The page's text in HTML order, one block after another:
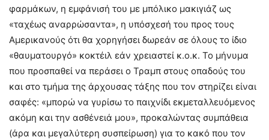
φαρμάκων, η εμφάνισή του με μπόλικο μακιγιάζ ως
«ταχέως αναρρώσαντα», η υπόσχεσή του προς τους
Αμερικανούς ότι θα χορηγήσει δωρεάν σε όλους το ίδιο
«θαυματουργό» κοκτέιλ εάν χρειαστεί κ.ο.κ. Το μήνυμα
που προσπαθεί να περάσει ο Τραμπ στους οπαδούς του
και στο τμήμα της άρχουσας τάξης που τον στηρίζει είναι
σαφές: «μπορώ να γυρίσω το παιχνίδι εκμεταλλευόμενος
ακόμη και την ασθένειά μου», προκαλώντας συμπάθεια
(άρα και μεγαλύτερη συσπείρωση) για το κακό που τον